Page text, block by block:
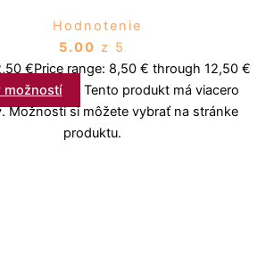
Hodnotenie
5.00 z 5
€Price range: 8,50 € through 12,50 €
možností
Tento produkt má viacero
Možnosti si môžete vybrať na stránke
produktu.